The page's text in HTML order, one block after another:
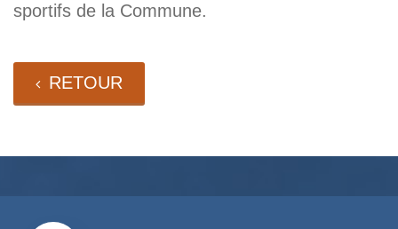
sportifs de la Commune.
RETOUR